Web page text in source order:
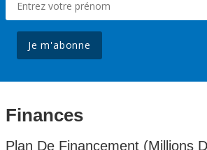
Je m'abonne
Finances
Plan De Financement (Millions